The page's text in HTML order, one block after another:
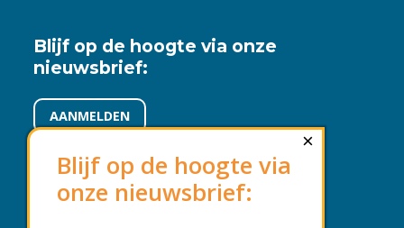
Blijf op de hoogte via onze
nieuwsbrief:
AANMELDEN
Voorwaarden en beleid
×
Blijf op de hoogte via
onze nieuwsbrief: